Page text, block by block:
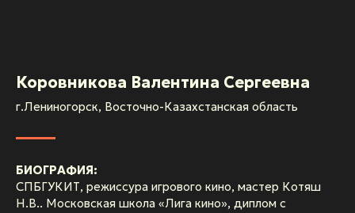
Коровникова Валентина Сергеевна
г.Лениногорск, Восточно-Казахстанская область
БИОГРАФИЯ:
СПБГУКИТ, режиссура игрового кино, мастер Котяш
Н.В.. Московская школа «Лига кино», диплом с